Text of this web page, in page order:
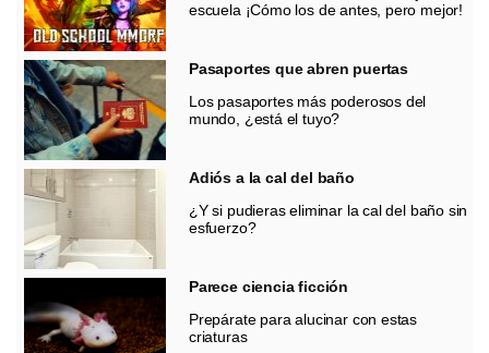
escuela ¡Cómo los de antes, pero mejor!
Pasaportes que abren puertas
Los pasaportes más poderosos del
mundo, ¿está el tuyo?
Adiós a la cal del baño
¿Y si pudieras eliminar la cal del baño sin
esfuerzo?
Parece ciencia ficción
Prepárate para alucinar con estas
criaturas